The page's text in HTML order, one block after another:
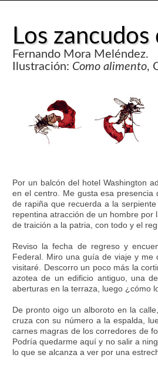
Los
Fernando Mora Meléndez.
Ilustración: Como alimento,
Por un balcón del hotel Washington
en el centro. Me gusta esa
de rapiña que recuerda a la
repentina atracción de un hombre
de traición a la patria, con todo y el
Reviso la fecha de regreso y
Federal. Miro una guía de viaje y me
visitaré. Descorro un poco más la
azotea de un edificio antiguo, una
aberturas en la terraza, luego ¿cómo
De pronto oigo un alboroto en la
cruza con su número a la espalda,
carnes magras de los corredores de
Podría quedarme aquí y no salir a
lo que se alcanza a ver por una